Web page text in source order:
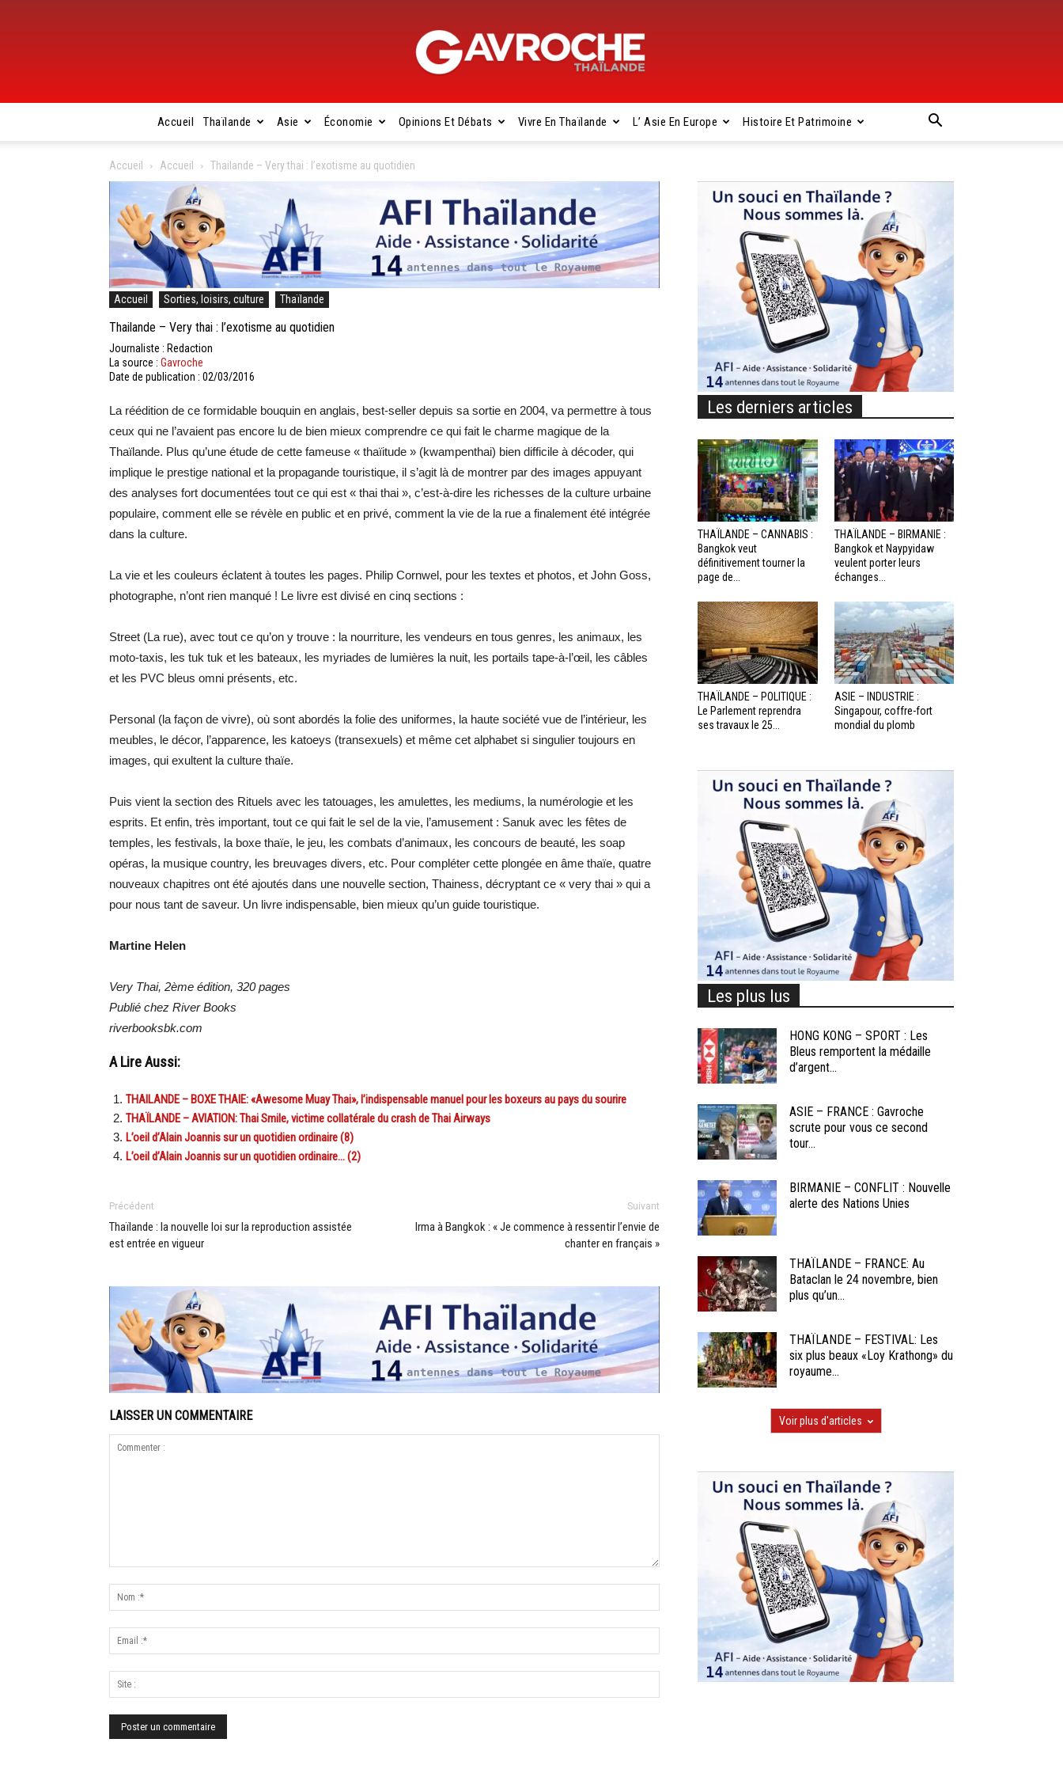
Gavroche
Thaïlande
Accueil Thaïlande Asie Économie Opinions Et Débats Vivre En Thaïlande L’ Asie En Europe Histoire Et Patrimoine
Accueil Accueil Thailande – Very thai : l’exotisme au quotidien
Accueil Sorties, loisirs, culture Thaïlande
Thailande – Very thai : l’exotisme au quotidien
Journaliste : Redaction
La source : Gavroche
Date de publication : 02/03/2016
La réédition de ce formidable bouquin en anglais, best-seller depuis sa sortie en 2004, va permettre à tous
ceux qui ne l’avaient pas encore lu de bien mieux comprendre ce qui fait le charme magique de la
Thaïlande. Plus qu’une étude de cette fameuse « thaïitude » (kwampenthai) bien difficile à décoder, qui
implique le prestige national et la propagande touristique, il s’agit là de montrer par des images appuyant
des analyses fort documentées tout ce qui est « thai thai », c’est-à-dire les richesses de la culture urbaine
populaire, comment elle se révèle en public et en privé, comment la vie de la rue a finalement été intégrée
dans la culture.
La vie et les couleurs éclatent à toutes les pages. Philip Cornwel, pour les textes et photos, et John Goss,
photographe, n’ont rien manqué ! Le livre est divisé en cinq sections :
Street (La rue), avec tout ce qu’on y trouve : la nourriture, les vendeurs en tous genres, les animaux, les
moto-taxis, les tuk tuk et les bateaux, les myriades de lumières la nuit, les portails tape-à-l’œil, les câbles
et les PVC bleus omni présents, etc.
Personal (la façon de vivre), où sont abordés la folie des uniformes, la haute société vue de l’intérieur, les
meubles, le décor, l’apparence, les katoeys (transexuels) et même cet alphabet si singulier toujours en
images, qui exultent la culture thaïe.
Puis vient la section des Rituels avec les tatouages, les amulettes, les mediums, la numérologie et les
esprits. Et enfin, très important, tout ce qui fait le sel de la vie, l’amusement : Sanuk avec les fêtes de
temples, les festivals, la boxe thaïe, le jeu, les combats d’animaux, les concours de beauté, les soap
opéras, la musique country, les breuvages divers, etc. Pour compléter cette plongée en âme thaïe, quatre
nouveaux chapitres ont été ajoutés dans une nouvelle section, Thainess, décryptant ce « very thai » qui a
pour nous tant de saveur. Un livre indispensable, bien mieux qu’un guide touristique.
Martine Helen
Very Thai, 2ème édition, 320 pages
Publié chez River Books
riverbooksbk.com
A Lire Aussi:
THAILANDE – BOXE THAIE: «Awesome Muay Thai», l’indispensable manuel pour les boxeurs au pays du sourire
THAÏLANDE – AVIATION: Thai Smile, victime collatérale du crash de Thai Airways
L’oeil d’Alain Joannis sur un quotidien ordinaire (8)
L’oeil d’Alain Joannis sur un quotidien ordinaire… (2)
Précédent
Thaïlande : la nouvelle loi sur la reproduction assistée
est entrée en vigueur
Suivant
Irma à Bangkok : « Je commence à ressentir l’envie de
chanter en français »
LAISSER UN COMMENTAIRE
Les derniers articles
THAÏLANDE – CANNABIS :
Bangkok veut
définitivement tourner la
page de...
THAÏLANDE – BIRMANIE :
Bangkok et Naypyidaw
veulent porter leurs
échanges...
THAÏLANDE – POLITIQUE :
Le Parlement reprendra
ses travaux le 25...
ASIE – INDUSTRIE :
Singapour, coffre-fort
mondial du plomb
Les plus lus
HONG KONG – SPORT : Les
Bleus remportent la médaille
d’argent...
ASIE – FRANCE : Gavroche
scrute pour vous ce second
tour...
BIRMANIE – CONFLIT : Nouvelle
alerte des Nations Unies
THAÏLANDE – FRANCE: Au
Bataclan le 24 novembre, bien
plus qu’un...
THAÏLANDE – FESTIVAL: Les
six plus beaux «Loy Krathong» du
royaume...
Voir plus d'articles